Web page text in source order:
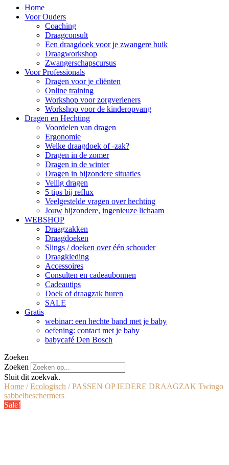
Home
Voor Ouders
Coaching
Draagconsult
Een draagdoek voor je zwangere buik
Draagworkshop
Zwangerschapscursus
Voor Professionals
Dragen voor je cliënten
Online training
Workshop voor zorgverleners
Workshop voor de kinderopvang
Dragen en Hechting
Voordelen van dragen
Ergonomie
Welke draagdoek of -zak?
Dragen in de zomer
Dragen in de winter
Dragen in bijzondere situaties
Veilig dragen
5 tips bij reflux
Veelgestelde vragen over hechting
Jouw bijzondere, ingenieuze lichaam
WEBSHOP
Draagzakken
Draagdoeken
Slings / doeken over één schouder
Draagkleding
Accessoires
Consulten en cadeaubonnen
Cadeautips
Doek of draagzak huren
SALE
Gratis
webinar: een hechte band met je baby
oefening: contact met je baby
babycafé Den Bosch
Zoeken
Zoeken
Sluit dit zoekvak.
Home /Ecologisch / PASSEN OP IEDERE DRAAGZAK Twingo
sabbelbeschermers
Sale!